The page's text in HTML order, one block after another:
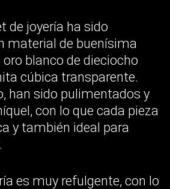
de joyería ha sido
material de buenísima
blanco de dieciocho
cúbica transparente.
han sido pulimentados y
con lo que cada pieza
y también ideal para
es muy refulgente, con lo